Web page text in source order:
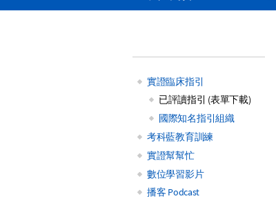
Main
navigation
實證臨床指引
已評讀指引 (表單下載)
國際知名指引組織
考科藍教育訓練
實證幫幫忙
數位學習影片
播客 Podcast
Main
navigation